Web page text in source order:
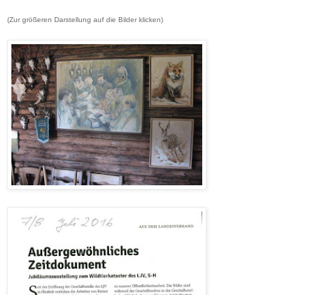
(Zur größeren Darstellung auf die Bilder klicken)